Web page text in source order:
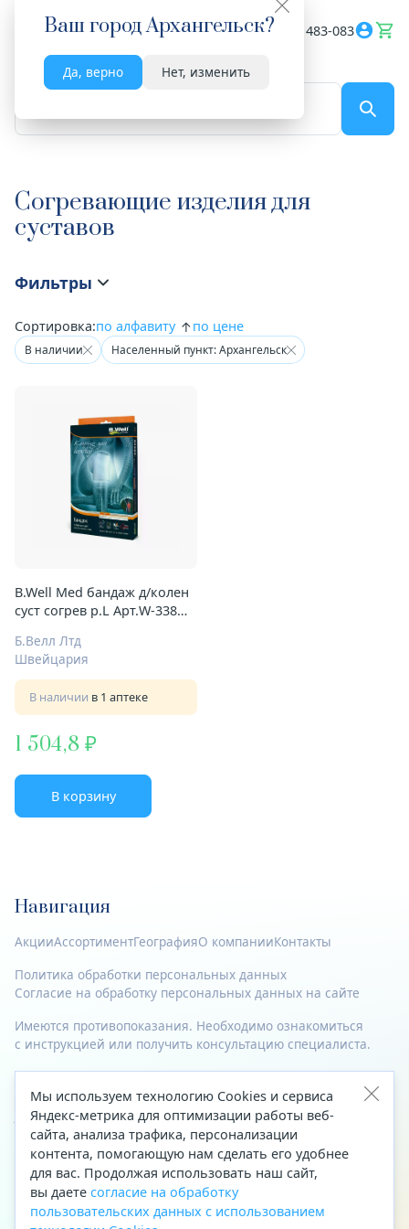
Ваш городАрхангельск?
Да, верно Нет, изменить
Весь сайт 8182 483-083
Согревающие изделия для
суставов
Фильтры
Сортировка:по алфавиту по цене
В наличии Населенный пункт: Архангельск
B.Well Med бандаж д/колен
суст согрев р.L Арт.W-338
Б.Велл Лтд
Швейцария
В наличии в 1 аптеке
1 504,8
В корзину
Навигация
АкцииАссортиментГеографияО компанииКонтакты
Политика обработки персональных данных
Согласие на обработку персональных данных на сайте
Имеются противопоказания. Необходимо ознакомиться
с инструкцией или получить консультацию специалиста.
© 2023—2026 Все права защищены.
Адрес
Архангельск, ул. Папанина, д. 19 (вход в здание со стороны
автоцентра «Тойота»)
Приемная Генерального директора
Мы используем технологию Cookies и сервиса
Яндекс-метрика для оптимизации работы веб-
сайта, анализа трафика, персонализации
контента, помогающую нам сделать его удобнее
для вас. Продолжая использовать наш сайт,
вы даете согласие на обработку
пользовательских данных с использованием